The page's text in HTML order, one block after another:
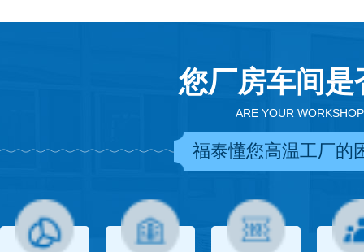
您厂房车间
ARE YOUR
福泰懂您高温工厂的